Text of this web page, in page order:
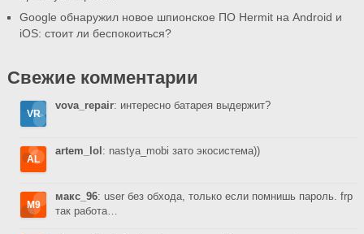
Google обнаружил новое шпионское ПО Hermit на Android и
iOS: стоит ли беспокоиться?
Свежие комментарии
vova_repair: интересно батарея выдержит?
artem_lol: nastya_mobi зато экосистема))
макс_96: user без обхода, только если помнишь пароль. frp
так работа…